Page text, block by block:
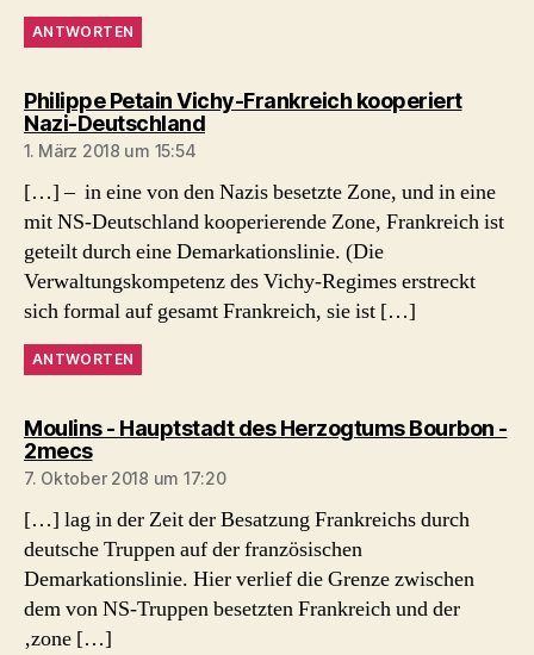
ANTWORTEN
Philippe Petain Vichy-Frankreich kooperiert
Nazi-Deutschlandsagt:
1. März 2018 um 15:54
[…] – in eine von den Nazis besetzte Zone, und in eine
mit NS-Deutschland kooperierende Zone, Frankreich ist
geteilt durch eine Demarkationslinie. (Die
Verwaltungskompetenz des Vichy-Regimes erstreckt
sich formal auf gesamt Frankreich, sie ist […]
ANTWORTEN
Moulins - Hauptstadt des Herzogtums Bourbon -
2mecssagt:
7. Oktober 2018 um 17:20
[…] lag in der Zeit der Besatzung Frankreichs durch
deutsche Truppen auf der französischen
Demarkationslinie. Hier verlief die Grenze zwischen
dem von NS-Truppen besetzten Frankreich und der
‚zone […]